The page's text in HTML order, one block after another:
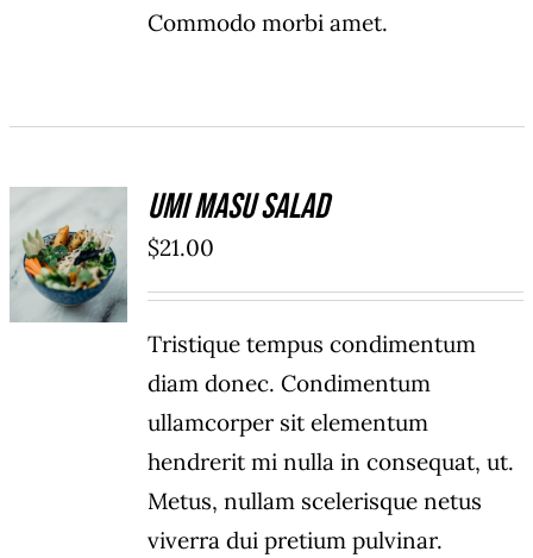
Commodo morbi amet.
ADD TO
CART
/
DÉTAILS
Umi Masu Salad
$21.00
Tristique tempus condimentum
diam donec. Condimentum
ullamcorper sit elementum
hendrerit mi nulla in consequat, ut.
Metus, nullam scelerisque netus
viverra dui pretium pulvinar.